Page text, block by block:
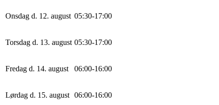
Onsdag d. 12. august 05:30-17:00
Torsdag d. 13. august 05:30-17:00
Fredag d. 14. august 06:00-16:00
Lørdag d. 15. august 06:00-16:00